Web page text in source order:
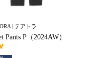
| テアトラ
Pants P（2024AW）